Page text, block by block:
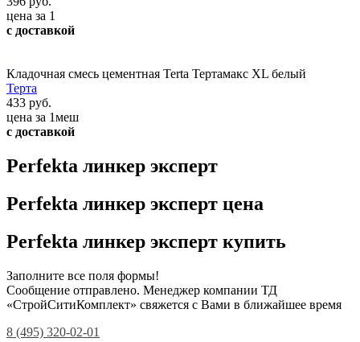
цена за 1
с доставкой
Кладочная смесь цементная Terta Тертамакс XL белый
Терта
433 руб.
цена за 1меш
с доставкой
Perfekta линкер эксперт
Perfekta линкер эксперт цена
Perfekta линкер эксперт купить
Заполните все поля формы!
Сообщение отправлено. Менеджер компании ТД
«СтройСитиКомплект» свяжется с Вами в ближайшее время
8 (495) 320-02-01